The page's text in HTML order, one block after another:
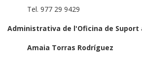
Tel. 977 29 9429
Administrativa de l'Oficina de Suport
Amaia Torras Rodríguez